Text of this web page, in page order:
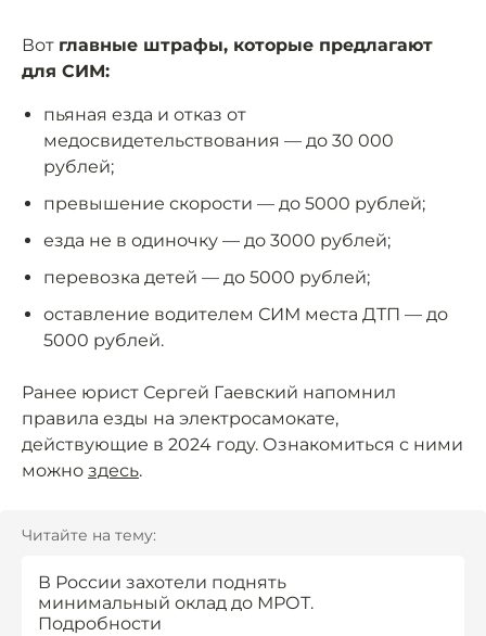
Вот главные штрафы, которые предлагают
для СИМ:
пьяная езда и отказ от
медосвидетельствования — до 30 000
рублей;
превышение скорости — до 5000 рублей;
езда не в одиночку — до 3000 рублей;
перевозка детей — до 5000 рублей;
оставление водителем СИМ места ДТП — до
5000 рублей.
Ранее юрист Сергей Гаевский напомнил
правила езды на электросамокате,
действующие в 2024 году. Ознакомиться с ними
можно здесь.
Читайте на тему:
В России захотели поднять
минимальный оклад до МРОТ.
Подробности